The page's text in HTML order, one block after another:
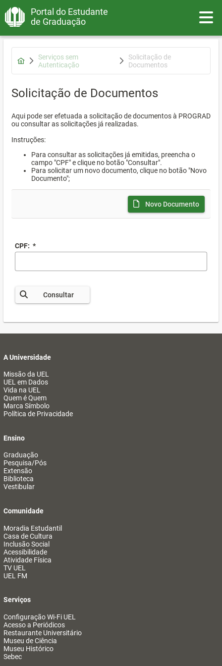
Portal do Estudante
de Graduação
Serviços sem
Autenticação
Solicitação de
Documentos
Solicitação de Documentos
Aqui pode ser efetuada a solicitação de documentos à PROGRAD
ou consultar as solicitações já realizadas.
Instruções:
Para consultar as solicitações já emitidas, preencha o
campo "CPF" e clique no botão "Consultar".
Para solicitar um novo documento, clique no botão "Novo
Documento";
Novo Documento
CPF: *
Consultar
A Universidade
Missão da UEL
UEL em Dados
Vida na UEL
Quem é Quem
Marca Símbolo
Política de Privacidade
Ensino
Graduação
Pesquisa/Pós
Extensão
Biblioteca
Vestibular
Comunidade
Moradia Estudantil
Casa de Cultura
Inclusão Social
Acessibilidade
Atividade Física
TV UEL
UEL FM
Serviços
Configuração Wi-Fi UEL
Acesso a Periódicos
Restaurante Universitário
Museu de Ciência
Museu Histórico
Sebec